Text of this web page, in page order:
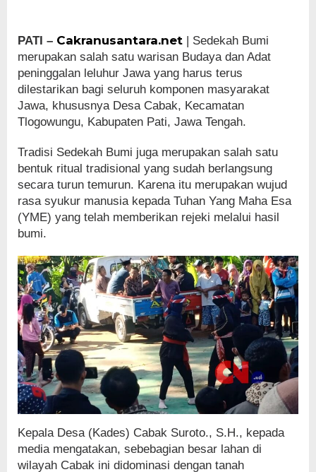
PATI – Cakranusantara.net | Sedekah Bumi
merupakan salah satu warisan Budaya dan Adat
peninggalan leluhur Jawa yang harus terus
dilestarikan bagi seluruh komponen masyarakat
Jawa, khususnya Desa Cabak, Kecamatan
Tlogowungu, Kabupaten Pati, Jawa Tengah.
Tradisi Sedekah Bumi juga merupakan salah satu
bentuk ritual tradisional yang sudah berlangsung
secara turun temurun. Karena itu merupakan wujud
rasa syukur manusia kepada Tuhan Yang Maha Esa
(YME) yang telah memberikan rejeki melalui hasil
bumi.
Kepala Desa (Kades) Cabak Suroto., S.H., kepada
media mengatakan, sebebagian besar lahan di
wilayah Cabak ini didominasi dengan tanah